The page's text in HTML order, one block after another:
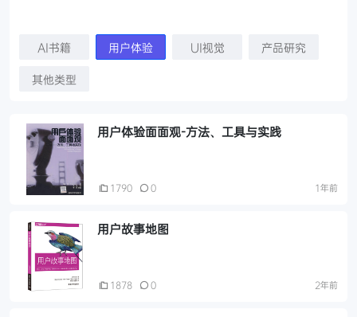
AI书籍 用户体验 UI视觉 产品研究
其他类型
用户体验面面观-方法、工具与实践
1790 0 1年前
用户故事地图
1878 0 2年前